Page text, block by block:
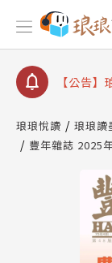
【公告】
停部分閱
【公告】
【公告
請圖文教
【公告】
查詢
【公告
停部分閱
琅琅悅讀 琅琅讀
豐年雜誌 2025